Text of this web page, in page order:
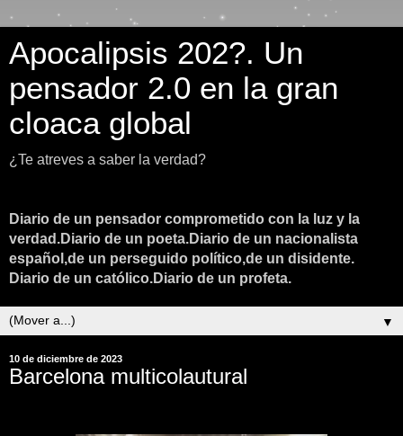
Apocalipsis 202?. Un
pensador 2.0 en la gran
cloaca global
¿Te atreves a saber la verdad?
Diario de un pensador comprometido con la luz y la
verdad.Diario de un poeta.Diario de un nacionalista
español,de un perseguido político,de un disidente.
Diario de un católico.Diario de un profeta.
▼
10 de diciembre de 2023
Barcelona multicolautural